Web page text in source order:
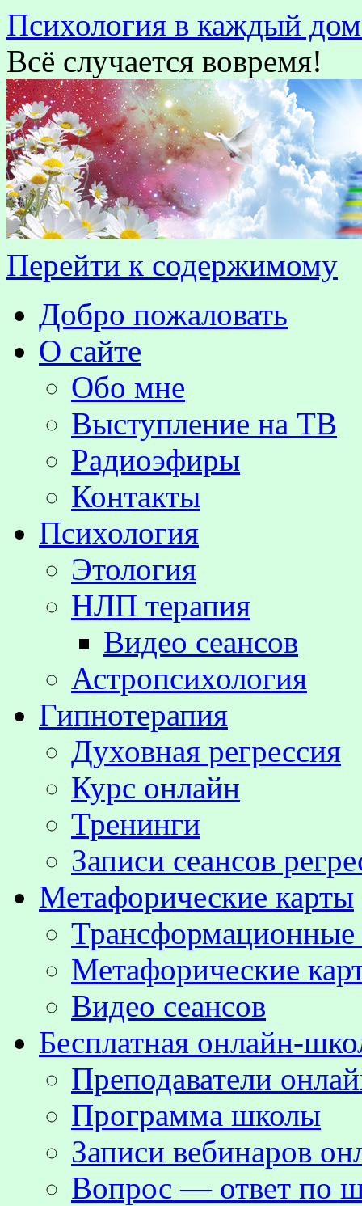
Психология в каждый
Всё случается вовремя!
Перейти к содержимому
Добро пожаловать
О сайте
Обо мне
Выступление на TВ
Радиоэфиры
Контакты
Психология
Этология
НЛП терапия
Видео сеансов
Астропсихология
Гипнотерапия
Духовная регрессия
Курс онлайн
Тренинги
Записи сеансов
Метафорические карты
Метафорические
Видео сеансов
Бесплатная онлайн-
Преподаватели
Программа школы
Записи вебинаров
Вопрос — ответ по